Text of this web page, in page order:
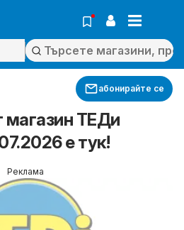
абонирайте се
магазин ТЕДи
е тук!
Реклама